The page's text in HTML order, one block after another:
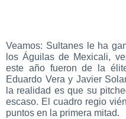
Veamos: Sultanes le ha
los Águilas de Mexicali,
este año fueron de la
Eduardo Vera y Javier
la realidad es que su
escaso. El cuadro regio
puntos en la primera mitad.